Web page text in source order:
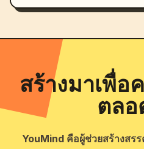
สร้างมาเพื่อ
ตลอ
YouMind คือผู้ช่วยสร้างสร